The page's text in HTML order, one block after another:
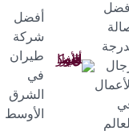
أفضل
شركة
طيران
في
الشرق
الأوسط